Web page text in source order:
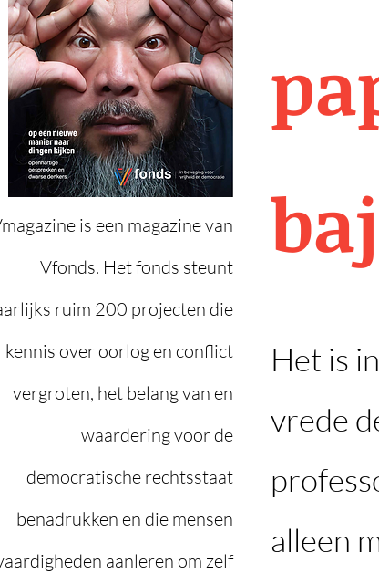
is een magazine van
Vfonds. Het fonds steunt
ruim 200 projecten die
kennis over oorlog en conflict
vergroten, het belang van en
waardering voor de
democratische rechtsstaat
benadrukken en die mensen
aanleren om zelf
Het is
vrede
alleen